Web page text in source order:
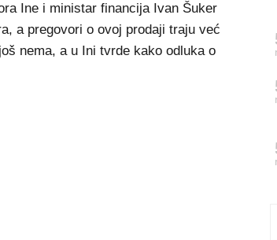
Ine i ministar financija Ivan Šuker
a pregovori o ovoj prodaji traju već
nema, a u Ini tvrde kako odluka o